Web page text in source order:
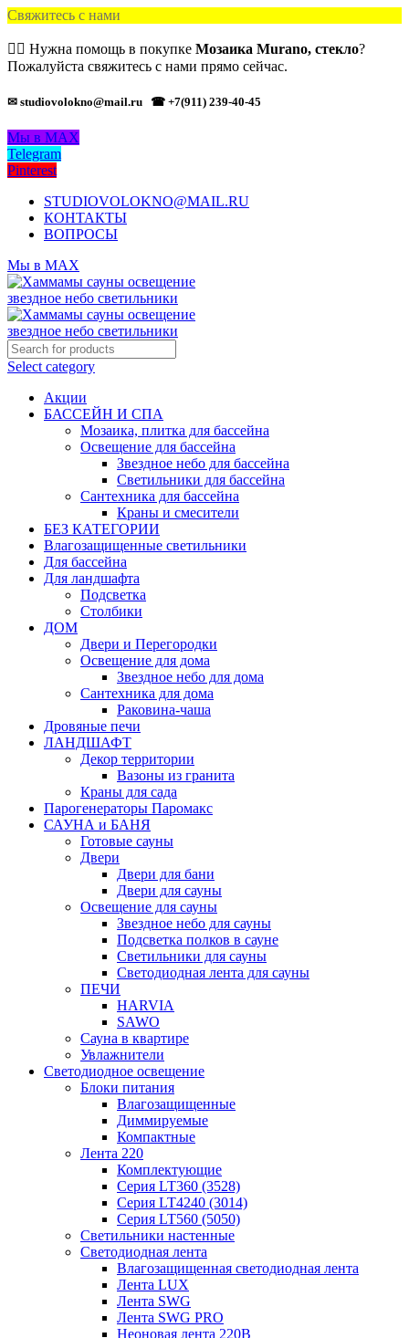
Свяжитесь с нами
🙋‍♂️ Нужна помощь в покупке Мозаика Murano, стекло?
Пожалуйста свяжитесь с нами прямо сейчас.
✉ studiovolokno@mail.ru ☎ +7(911) 239-40-45
Мы в MAX
Telegram
Pinterest
STUDIOVOLOKNO@MAIL.RU
КОНТАКТЫ
ВОПРОСЫ
Мы в MAX
Select category
Акции
БАССЕЙН И СПА
Мозаика, плитка для бассейна
Освещение для бассейна
Звездное небо для бассейна
Светильники для бассейна
Сантехника для бассейна
Краны и смесители
БЕЗ КАТЕГОРИИ
Влагозащищенные светильники
Для бассейна
Для ландшафта
Подсветка
Столбики
ДОМ
Двери и Перегородки
Освещение для дома
Звездное небо для дома
Сантехника для дома
Раковина-чаша
Дровяные печи
ЛАНДШАФТ
Декор территории
Вазоны из гранита
Краны для сада
Парогенераторы Паромакс
САУНА и БАНЯ
Готовые сауны
Двери
Двери для бани
Двери для сауны
Освещение для сауны
Звездное небо для сауны
Подсветка полков в сауне
Светильники для сауны
Светодиодная лента для сауны
ПЕЧИ
HARVIA
SAWO
Сауна в квартире
Увлажнители
Светодиодное освещение
Блоки питания
Влагозащищенные
Диммируемые
Компактные
Лента 220
Комплектующие
Серия LT360 (3528)
Серия LT4240 (3014)
Серия LT560 (5050)
Светильники настенные
Светодиодная лента
Влагозащищенная светодиодная лента
Лента LUX
Лента SWG
Лента SWG PRO
Неоновая лента 220В